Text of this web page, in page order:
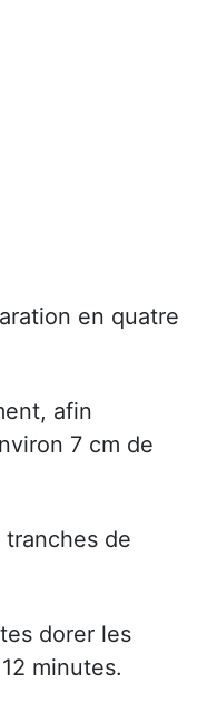
en quatre
afin
7 cm de
de
dorer les
minutes.